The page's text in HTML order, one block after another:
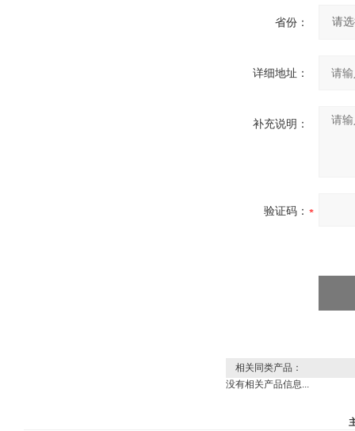
省份：
详细地址：
补充说明：
验证码：
相关同类产品：
没有相关产品信息...